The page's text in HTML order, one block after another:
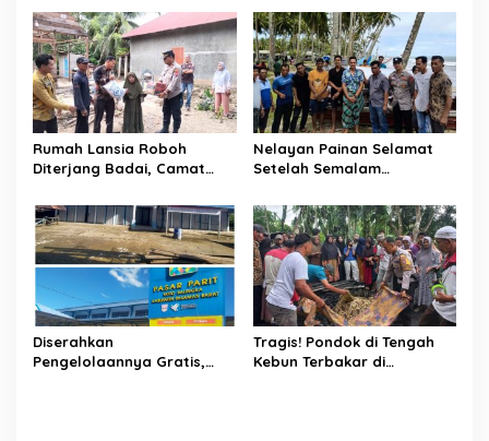
Jembatan Gantung
Bergerak
Rumah Lansia Roboh
Diterjang Badai, Camat
Tangan
Nelayan Painan Selamat
Setelah Semalam
Ditemukan Warga Lakitan
Selatan
Diserahkan
Pengelolaannya Gratis,
Tragis! Pondok di Tengah
Kebun Terbakar di